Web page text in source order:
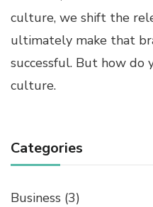
culture, we shift the
ultimately make that
successful. But how do
culture.
Categories
Business (3)